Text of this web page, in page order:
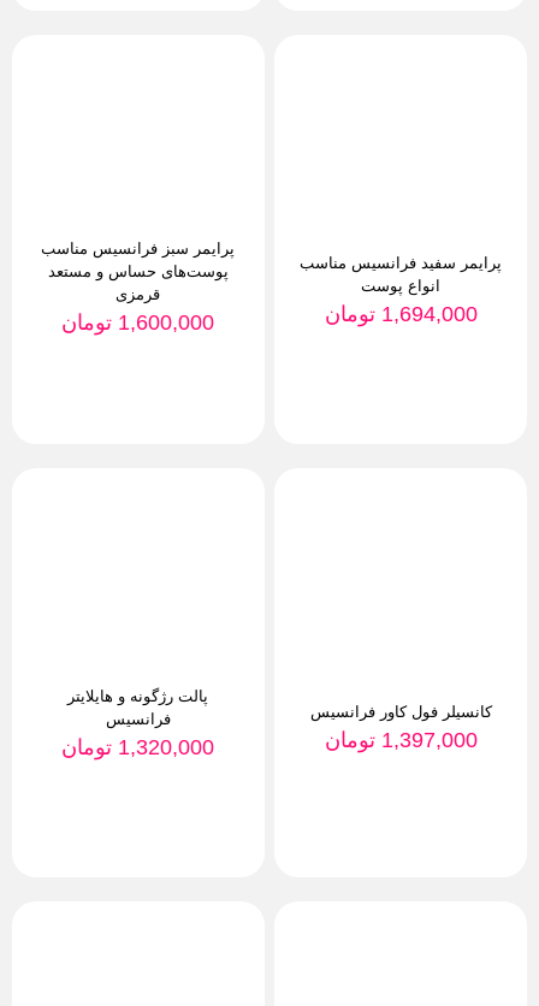
پرایمر سفید فرانسیس مناسب
انواع پوست
1,694,000 تومان
پرایمر سبز فرانسیس مناسب
پوست‌های حساس و مستعد
قرمزی
1,600,000 تومان
کانسیلر فول کاور فرانسیس
1,397,000 تومان
پالت رژگونه و هایلایتر
فرانسیس
1,320,000 تومان